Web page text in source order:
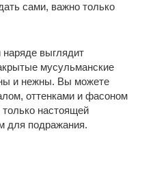
сами, важно только
выглядит
мусульманские
и нежны. Вы можете
оттенками и фасоном
только настоящей
для подражания.